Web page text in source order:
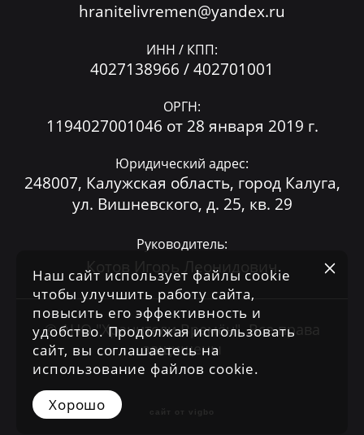
hranitelivremen@yandex.ru
ИНН / КПП:
4027138966 / 402701001
ОРГН:
1194027001046 от 28 января 2019 г.
Юридический адрес:
248007, Калужская область, город Калуга,
ул. Вишневского, д. 25, кв. 29
Руководитель:
Котов Игорь Леонидович
© АНО "Хранители Времён". Все права
защищены
сайт от vigbo
Наш сайт использует файлы cookie
чтобы улучшить работу сайта,
повысить его эффективность и
удобство. Продолжая использовать
сайт, вы соглашаетесь на
использование файлов cookie.
Хорошо